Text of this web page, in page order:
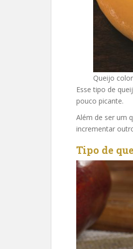
Queijo
Esse tipo de
pouco picante.
Além de ser um
incrementar
Tipo de